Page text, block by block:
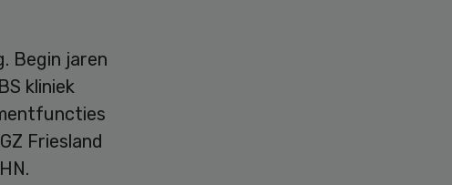
Begin jaren
kliniek
Friesland